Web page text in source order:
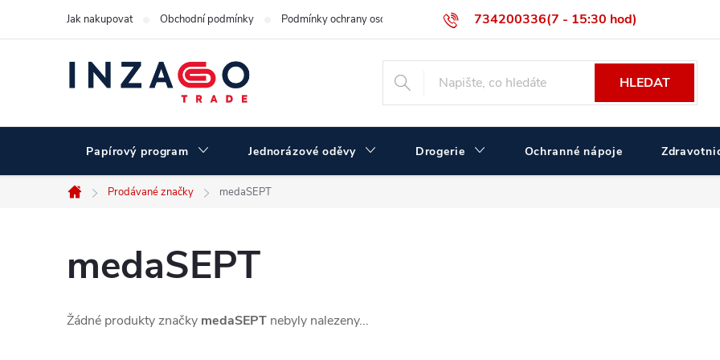
734200336(7 - 15:30 hod)
Jak nakupovat Obchodní podmínky Podmínky ochrany osobních údajů Velikostní tabulka ČERVA Velkoobchodní prodej
HLEDAT
Papírový program Jednorázové oděvy Drogerie Ochranné nápoje
Domů
Prodávané značky medaSEPT
medaSEPT
Žádné produkty značky medaSEPT nebyly nalezeny...